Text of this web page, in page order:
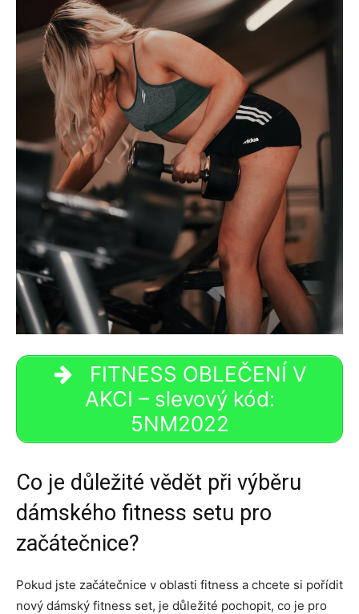
FITNESS OBLEČENÍ V
AKCI – slevový kód:
5NM2022
Co je důležité vědět při výběru
dámského fitness setu pro
začátečnice?
Pokud jste začátečnice v oblasti fitness a chcete si pořídit
nový dámský fitness set, je důležité pochopit, co je pro